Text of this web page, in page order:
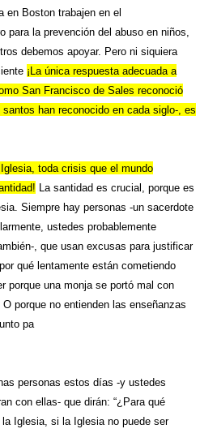
en Boston trabajen en el
para la prevención del abuso en niños,
debemos apoyar. Pero ni siquiera
¡La única respuesta adecuada a
San Francisco de Sales reconoció
han reconocido en cada siglo-, es
toda crisis que el mundo
La santidad es crucial, porque es
Siempre hay personas -un sacerdote
ustedes probablemente
, que usan excusas para justificar
qué lentamente están cometiendo
porque una monja se portó mal con
porque no entienden las enseñanzas
pa
personas estos días -y ustedes
con ellas- que dirán: “¿Para qué
Iglesia, si la Iglesia no puede ser